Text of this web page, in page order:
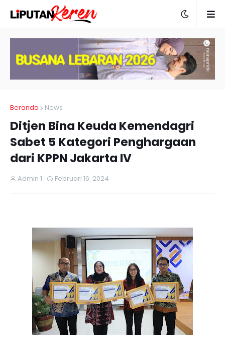
Beranda News
Ditjen Bina Keuda Kemendagri
Sabet 5 Kategori Penghargaan
dari KPPN Jakarta IV
Admin 1 Februari 16, 2024